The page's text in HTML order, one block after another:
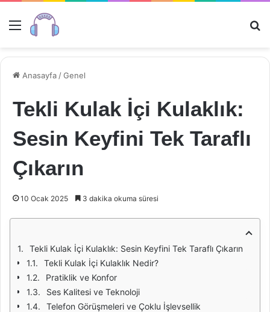
Menü
Anasayfa /Genel
Tekli Kulak İçi Kulaklık:
Sesin Keyfini Tek Taraflı
Çıkarın
10 Ocak 2025 3 dakika okuma süresi
Tekli Kulak İçi Kulaklık: Sesin Keyfini Tek Taraflı Çıkarın
Tekli Kulak İçi Kulaklık Nedir?
Pratiklik ve Konfor
Ses Kalitesi ve Teknoloji
Telefon Görüşmeleri ve Çoklu İşlevsellik